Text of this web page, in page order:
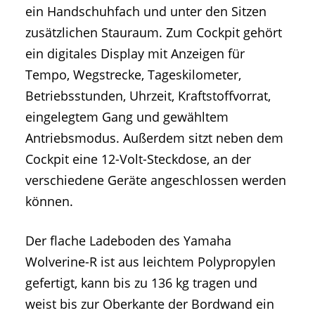
ein Handschuhfach und unter den Sitzen
zusätzlichen Stauraum. Zum Cockpit gehört
ein digitales Display mit Anzeigen für
Tempo, Wegstrecke, Tageskilometer,
Betriebsstunden, Uhrzeit, Kraftstoffvorrat,
eingelegtem Gang und gewähltem
Antriebsmodus. Außerdem sitzt neben dem
Cockpit eine 12-Volt-Steckdose, an der
verschiedene Geräte angeschlossen werden
können.
Der flache Ladeboden des Yamaha
Wolverine-R ist aus leichtem Polypropylen
gefertigt, kann bis zu 136 kg tragen und
weist bis zur Oberkante der Bordwand ein